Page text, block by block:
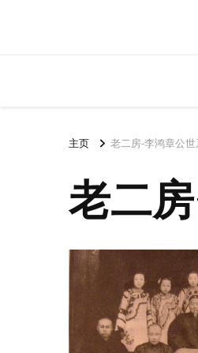
主页 老二房-李鸿章公世
老二